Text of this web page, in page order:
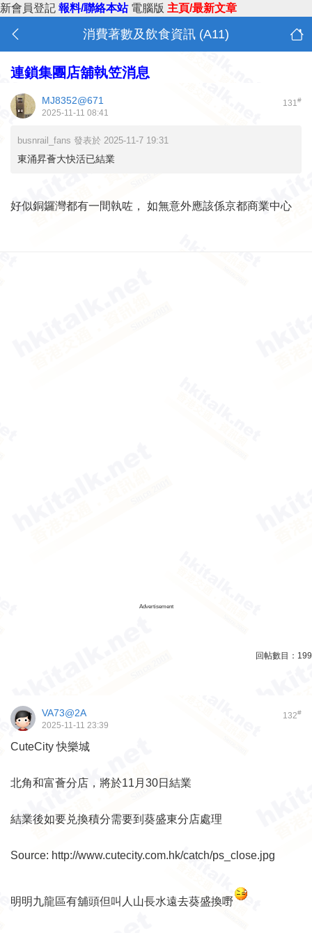
新會員登記 報料/聯絡本站 電腦版 主頁/最新文章
消費著數及飲食資訊 (A11)
連鎖集團店舖執笠消息
131#
MJ8352@671
2025-11-11 08:41
busnrail_fans 發表於 2025-11-7 19:31
東涌昇薈大快活已結業
好似銅鑼灣都有一間執咗， 如無意外應該係京都商業中心
Advertisement
回帖數目： 199
132#
VA73@2A
2025-11-11 23:39
CuteCity 快樂城
北角和富薈分店，將於11月30日結業
結業後如要兑換積分需要到葵盛東分店處理
Source: http://www.cutecity.com.hk/catch/ps_close.jpg
明明九龍區有舖頭但叫人山長水遠去葵盛換嘢